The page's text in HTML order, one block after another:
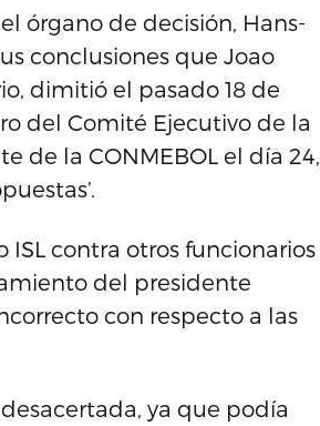
órgano de decisión, Hans-
conclusiones que Joao
dimitió el pasado 18 de
del Comité Ejecutivo de la
de la CONMEBOL el día 24,
ISL contra otros funcionarios
del presidente
con respecto a las
ya que podía